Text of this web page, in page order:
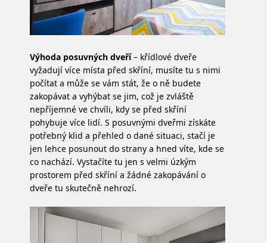
Výhoda posuvných dveří– křídlové dveře
vyžadují více místa před skříní, musíte tu s nimi
počítat a může se vám stát, že o ně budete
zakopávat a vyhýbat se jim, což je zvláště
nepříjemné ve chvíli, kdy se před skříní
pohybuje více lidí. S posuvnými dveřmi získáte
potřebný klid a přehled o dané situaci, stačí je
jen lehce posunout do strany a hned víte, kde se
co nachází. Vystačíte tu jen s velmi úzkým
prostorem před skříní a žádné zakopávání o
dveře tu skutečně nehrozí.